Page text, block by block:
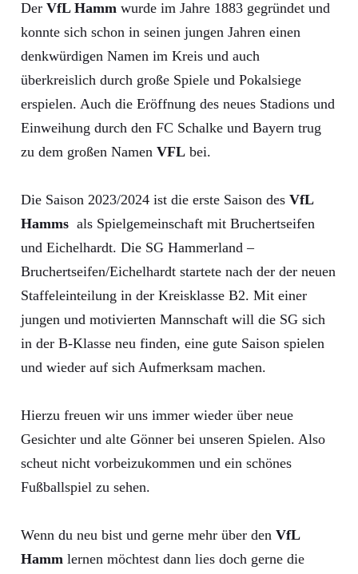
Der VfL Hamm wurde im Jahre 1883 gegründet und
konnte sich schon in seinen jungen Jahren einen
denkwürdigen Namen im Kreis und auch
überkreislich durch große Spiele und Pokalsiege
erspielen. Auch die Eröffnung des neues Stadions und
Einweihung durch den FC Schalke und Bayern trug
zu dem großen Namen VFL bei.
Die Saison 2023/2024 ist die erste Saison des VfL
Hamms als Spielgemeinschaft mit Bruchertseifen
und Eichelhardt. Die SG Hammerland –
Bruchertseifen/Eichelhardt startete nach der der neuen
Staffeleinteilung in der Kreisklasse B2. Mit einer
jungen und motivierten Mannschaft will die SG sich
in der B-Klasse neu finden, eine gute Saison spielen
und wieder auf sich Aufmerksam machen.
Hierzu freuen wir uns immer wieder über neue
Gesichter und alte Gönner bei unseren Spielen. Also
scheut nicht vorbeizukommen und ein schönes
Fußballspiel zu sehen.
Wenn du neu bist und gerne mehr über den VfL
Hamm lernen möchtest dann lies doch gerne die